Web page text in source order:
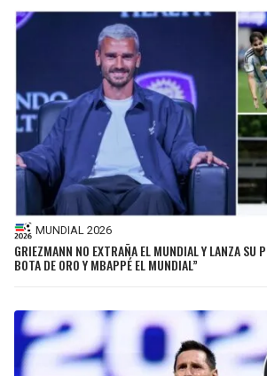
MUNDIAL 2026
GRIEZMANN NO EXTRAÑA EL MUNDIAL Y LANZA SU
BOTA DE ORO Y MBAPPÉ EL MUNDIAL”